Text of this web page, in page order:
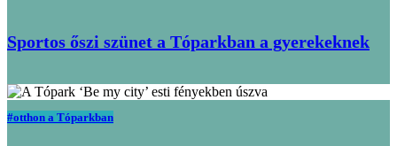
Sportos őszi szünet a Tóparkban a gyerekeknek
#otthon a Tóparkban